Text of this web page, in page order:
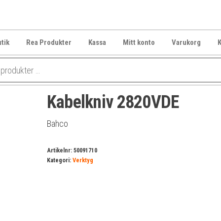
Rea Produkter Kassa Mitt konto Varukorg
Kabelkniv 2820VDE
Bahco
Artikelnr: 50091710
Kategori: Verktyg